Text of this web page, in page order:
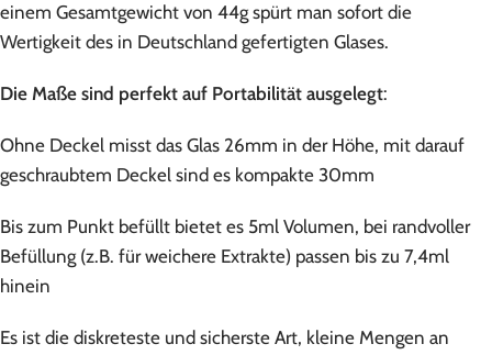
einem Gesamtgewicht von 44g spürt man sofort die
Wertigkeit des in Deutschland gefertigten Glases.
Die Maße sind perfekt auf Portabilität ausgelegt:
Ohne Deckel misst das Glas 26mm in der Höhe, mit darauf
geschraubtem Deckel sind es kompakte 30mm
Bis zum Punkt befüllt bietet es 5ml Volumen, bei randvoller
Befüllung (z.B. für weichere Extrakte) passen bis zu 7,4ml
hinein
Es ist die diskreteste und sicherste Art, kleine Mengen an